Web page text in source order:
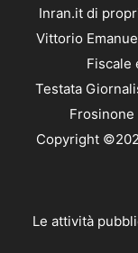
Inran.it di
Vittorio
Fiscale
Testata
Copyright
Le attività